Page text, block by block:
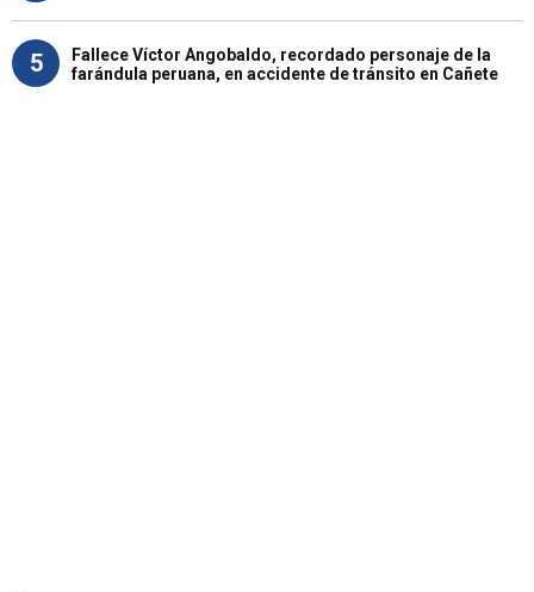
5
Fallece Víctor Angobaldo, recordado personaje de la
farándula peruana, en accidente de tránsito en Cañete